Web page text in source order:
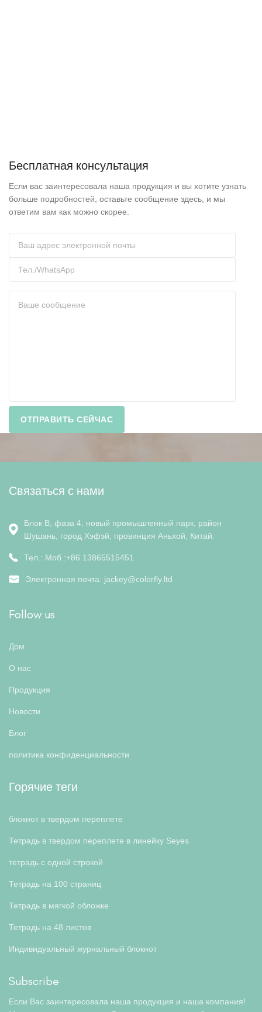
Бесплатная консультация
Если вас заинтересовала наша продукция и вы хотите узнать
больше подробностей, оставьте сообщение здесь, и мы
ответим вам как можно скорее.
Связаться с нами
Блок B, фаза 4, новый промышленный парк, район
Шушань, город Хэфэй, провинция Аньхой, Китай.
Тел.: Моб.:+86 13865515451
Электронная почта: jackey@colorfly.ltd
Follow us
Дом
О нас
Продукция
Новости
Блог
политика конфиденциальности
Горячие теги
блокнот в твердом переплете
Тетрадь в твердом переплете в линейку Seyes
тетрадь с одной строкой
Тетрадь на 100 страниц
Тетрадь в мягкой обложке
Тетрадь на 48 листов
Индивидуальный журнальный блокнот
Subscribe
Если Вас заинтересовала наша продукция и наша компания!